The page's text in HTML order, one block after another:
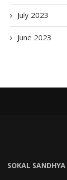
July 2023
June 2023
SOKAL SANDHYA